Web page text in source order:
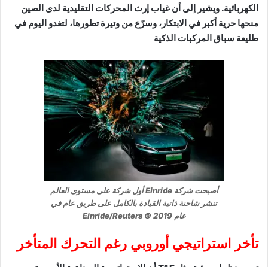
الكهربائية. ويشير إلى أن غياب إرث المحركات التقليدية لدى الصين
منحها حرية أكبر في الابتكار، وسرّع من وتيرة تطورها، لتغدو اليوم في
طليعة سباق المركبات الذكية
أصبحت شركة Einride أول شركة على مستوى العالم
تنشر شاحنة ذاتية القيادة بالكامل على طريق عام في
عام 2019 © Einride/Reuters
تأخر استراتيجي أوروبي رغم التحرك المتأخر